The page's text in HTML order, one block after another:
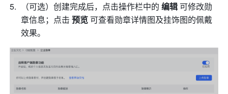
（可选）创建完成后，点击操作栏中的 编辑 可修改勋
章信息；点击 预览 可查看勋章详情图及挂饰图的佩戴
效果。